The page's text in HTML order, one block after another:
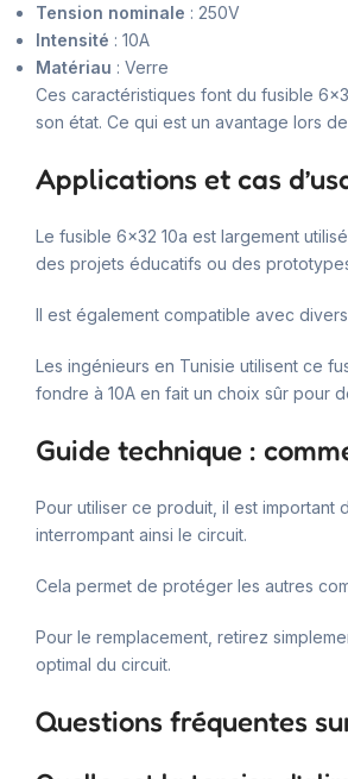
Tension nominale : 250V
Intensité : 10A
Matériau : Verre
Ces caractéristiques font du fusible
son état. Ce qui est un avantage lors
Applications et cas
Le fusible 6×32 10a est largement
des projets éducatifs ou des
Il est également compatible avec
Les ingénieurs en Tunisie utilisent ce
fondre à 10A en fait un choix sûr pour
Guide technique :
Pour utiliser ce produit, il est important
interrompant ainsi le circuit.
Cela permet de protéger les autres
Pour le remplacement, retirez
optimal du circuit.
Questions fréquentes